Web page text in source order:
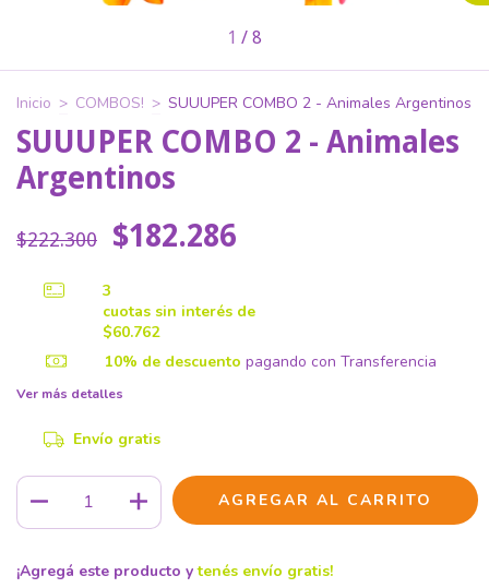
1 / 8
Inicio > COMBOS! > SUUUPER COMBO 2 - Animales Argentinos
SUUUPER COMBO 2 - Animales
Argentinos
$222.300 $182.286
3
cuotas sin interés de
$60.762
10% de descuento pagando con Transferencia
Ver más detalles
Envío gratis
¡Agregá este producto ytenés envío gratis!